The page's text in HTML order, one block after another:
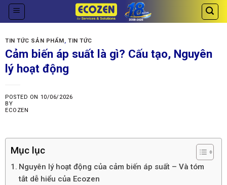
Skip
TIN TỨC SẢN PHẨM,TIN TỨC
Cảm biến áp suất là gì? Cấu tạo, Nguyên
lý hoạt động
POSTED ON 10/06/2026
BY
ECOZEN
Mục lục
Nguyên lý hoạt động của cảm biến áp suất – Và tóm
tắt dễ hiểu của Ecozen